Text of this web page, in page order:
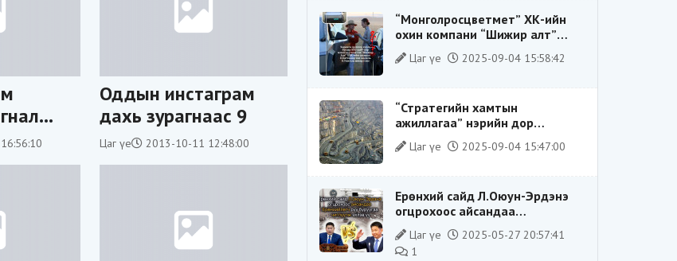
Оддын инстаграм
дахь зурагнаас 9
Цаг үе 2013-10-11 12:48:00
таниулсан.
“Монголросцветмет” ХК-ийн
охин компани “Шижир алт”
ХХК-ийн Гүйцэтгэх захирлаар
ажиллаж байсан О.Баттөмөрт
Цаг үе 2025-09-04 15:58:42
“Стратегийн хамтын
ажиллагаа” нэрийн дор
“Чимээгүй хөрөнгө хуримтлал”
Цаг үе 2025-09-04 15:47:00
Ерөнхий сайд Л.Оюун-Эрдэнэ
огцрохоос айсандаа
Ерөнхийлөгч рүү буруугаа
чиглүүлж эхлэв үү
Цаг үе
2025-05-27 20:57:41
1